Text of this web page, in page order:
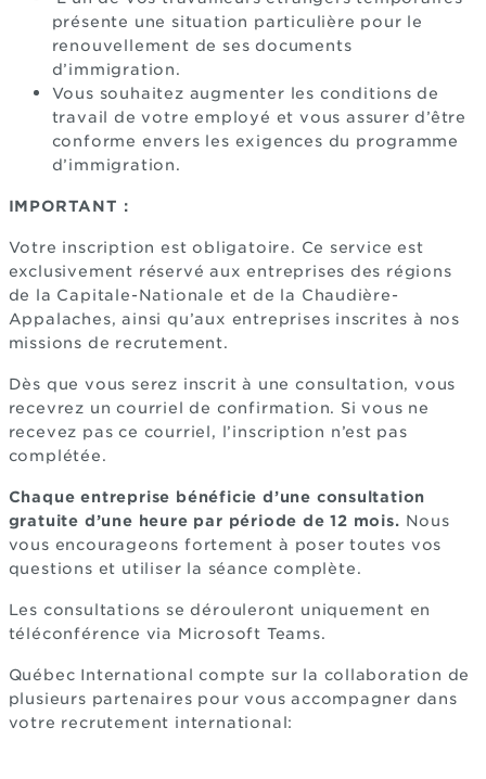
présente une situation particulière pour le
renouvellement de ses documents
d’immigration.
Vous souhaitez augmenter les conditions de
travail de votre employé et vous assurer d’être
conforme envers les exigences du programme
d’immigration.
IMPORTANT :
Votre inscription est obligatoire. Ce service est
exclusivement réservé aux entreprises des régions
de la Capitale-Nationale et de la Chaudière-
Appalaches, ainsi qu’aux entreprises inscrites à nos
missions de recrutement.
Dès que vous serez inscrit à une consultation, vous
recevrez un courriel de confirmation. Si vous ne
recevez pas ce courriel, l’inscription n’est pas
complétée.
Chaque entreprise bénéficie d’une consultation
gratuite d’une heure par période de 12 mois. Nous
vous encourageons fortement à poser toutes vos
questions et utiliser la séance complète.
Les consultations se dérouleront uniquement en
téléconférence via Microsoft Teams.
Québec International compte sur la collaboration de
plusieurs partenaires pour vous accompagner dans
votre recrutement international: